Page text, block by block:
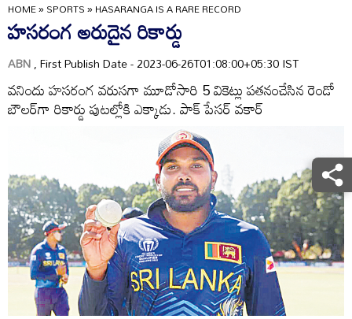
HOME»SPORTS»HASARANGA IS A RARE RECORD
హసరంగ అరుదైన రికార్డు
ABN, First Publish Date - 2023-06-26T01:08:00+05:30 IST
వనిందు హసరంగ వరుసగా మూడోసారి 5 వికెట్లు పతనంచేసిన రెండో
బౌలర్‌గా రికార్డు పుటల్లోకి ఎక్కాడు. పాక్‌ పేసర్‌ వకార్‌